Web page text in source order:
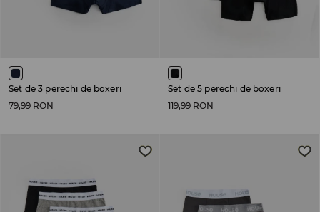
Set de 3 perechi de boxeri
79,99 RON
Set de 5 perechi de boxeri
119,99 RON